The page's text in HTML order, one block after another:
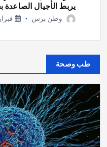
يربط الأجيال الصاعدة
وطن برس فبراير 23,
طب وصحة